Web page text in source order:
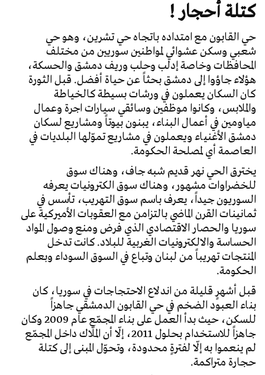
كتلة أحجار !
حي القابون مع امتداده باتجاه حي تشرين، وهو حي
شعبي وسكن عشوائي لمواطنين سوريين من مختلف
المحافظات وخاصة إدلب وحلب وريف دمشق والحسكة،
هؤلاء جاؤوا إلى دمشق بحثاً عن حياة أفضل. قبل الثورة
كان السكان يعملون في ورشات بسيطة كالخياطة
والملابس، وكانوا موظفين وسائقي سيارات اجرة وعمال
مياومين في أعمال البناء، يبنون بيوتاً ومشاريع لسكان
دمشق الأغنياء ويعملون في مشاريع تموّلها البلديات في
العاصمة أي لمصلحة الحكومة.
يخترق الحي نهر قديم شبه جاف، وهناك سوق
للخضراوات مشهور، وهناك سوق الكترونيات يعرفه
السوريون جيداً، يعرف باسم سوق التهريب، تأسس في
ثمانينات القرن الماضي بالتزامن مع العقوبات الأميركية على
سوريا والحصار الاقتصادي الذي فرض ومنع وصول المواد
الحساسة والالكترونيات الغربية للبلاد. كانت تدخل
المنتجات تهريباً من لبنان وتباع في السوق السوداء وبعلم
الحكومة.
قبل أشهرٍ قليلة من اندلاع الاحتجاجات في سوريا، كان
بناء العبود الضخم في حي القابون الدمشقي جاهزاً
للسكن، حيث بدأ العمل على بناء المجمّع عام 2009 وكان
جاهزاً للاستخدام بحلول 2011، إلّا أن الملّاك داخل المجمّع
لم ينعموا به إلّا لفترةٍ محدودة، وتحوّل المبنى إلى كتلة
حجارة متراكمة.